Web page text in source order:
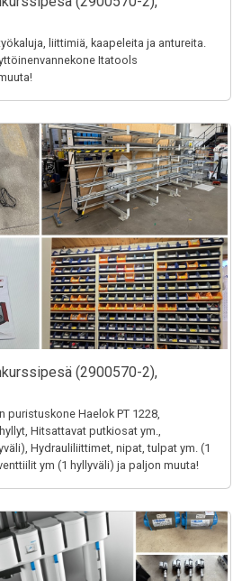
liittimiä, kaapeleita ja antureita.
Itatools
(2900570-2),
puristuskone Haelok PT 1228,
Hitsattavat putkiosat ym.,
Hydrauliliittimet, nipat, tulpat ym. (1
ym (1 hyllyväli) ja paljon muuta!